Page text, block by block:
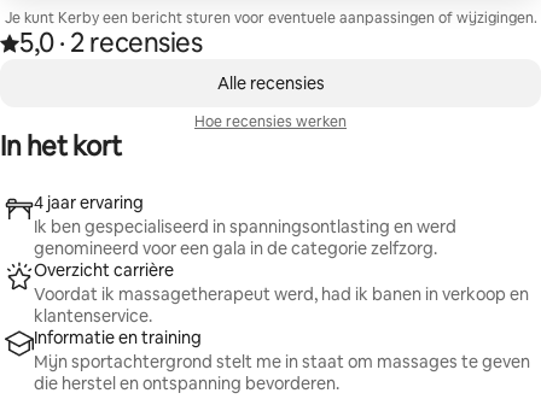
Je kunt Kerby een bericht sturen voor eventuele aanpassingen of wijzigingen.
5,0 van 5 sterren op basis van 2 recensies
5,0
, · 2 recensies
Alle recensies
Hoe recensies werken
In het kort
4 jaar ervaring
Ik ben gespecialiseerd in spanningsontlasting en werd
genomineerd voor een gala in de categorie zelfzorg.
Overzicht carrière
Voordat ik massagetherapeut werd, had ik banen in verkoop en
klantenservice.
Informatie en training
Mijn sportachtergrond stelt me in staat om massages te geven
die herstel en ontspanning bevorderen.